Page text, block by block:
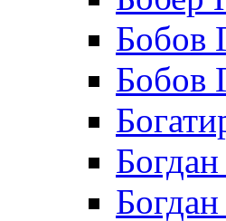
Бобов
Бобов